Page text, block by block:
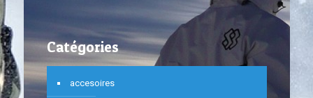
Catégories
accesoires